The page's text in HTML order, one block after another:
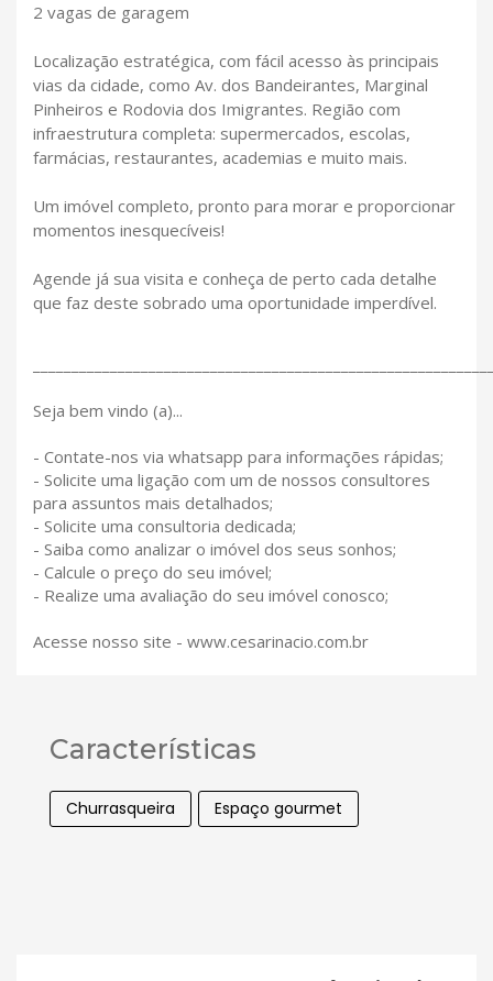
2 vagas de garagem
Localização estratégica, com fácil acesso às principais
vias da cidade, como Av. dos Bandeirantes, Marginal
Pinheiros e Rodovia dos Imigrantes. Região com
infraestrutura completa: supermercados, escolas,
farmácias, restaurantes, academias e muito mais.
Um imóvel completo, pronto para morar e proporcionar
momentos inesquecíveis!
Agende já sua visita e conheça de perto cada detalhe
que faz deste sobrado uma oportunidade imperdível.
Seja bem vindo (a)...
- Contate-nos via whatsapp para informações rápidas;
- Solicite uma ligação com um de nossos consultores
para assuntos mais detalhados;
- Solicite uma consultoria dedicada;
- Saiba como analizar o imóvel dos seus sonhos;
- Calcule o preço do seu imóvel;
- Realize uma avaliação do seu imóvel conosco;
Acesse nosso site - www.cesarinacio.com.br
Características
Churrasqueira Espaço gourmet